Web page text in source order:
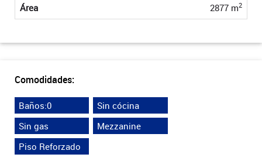
Área
2877 m2
Comodidades:
Baños:0
Sin cócina
Sin gas
Mezzanine
Piso Reforzado